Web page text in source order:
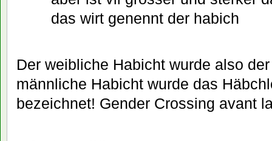
das wirt genennt der habich
Der weibliche Habicht wurde also
männliche Habicht wurde das
bezeichnet! Gender Crossing avant